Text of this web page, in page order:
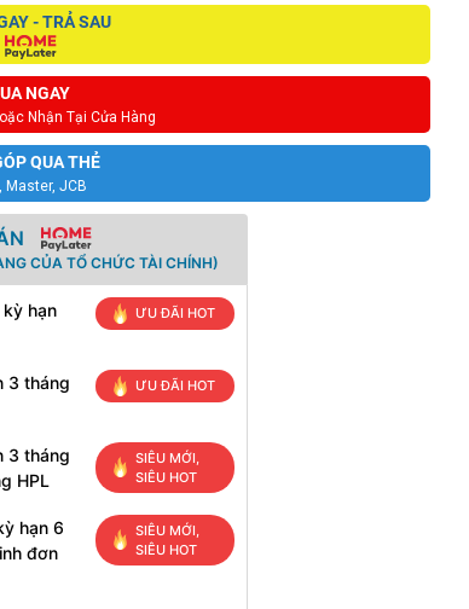
NGAY
Nhận Tại Cửa Hàng
QUA THẺ
Master, JCB
- TRẢ SAU
CỦA TỔ CHỨC TÀI CHÍNH)
hạn
ƯU ĐÃI HOT
3 tháng
ƯU ĐÃI HOT
3 tháng
HPL
SIÊU MỚI,
SIÊU HOT
hạn 6
đơn
SIÊU MỚI,
SIÊU HOT